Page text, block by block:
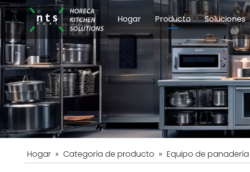
Hogar Producto
Equipos de cocina
Soluciones
Escuelas y
Hoteles
Hogar » Categoría de producto » Equipo de panadería